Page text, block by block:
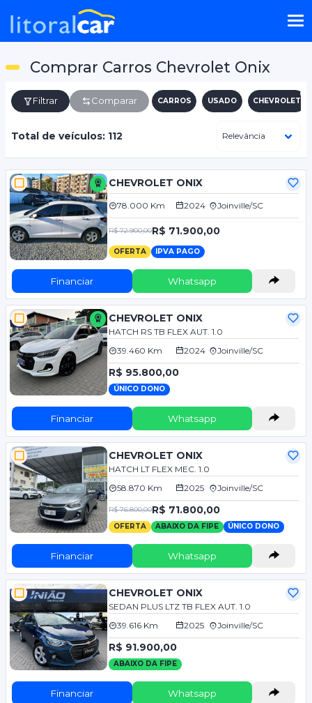
Comprar Carros Chevrolet Onix
Filtrar Comparar CARROS USADO CHEVROLET
Total de veículos: 112
CHEVROLET ONIX
78.000 Km 2024 Joinville/SC
R$ 72.900,00R$ 71.900,00
OFERTA IPVA PAGO
Financiar Whatsapp
CHEVROLET ONIX
HATCH RS TB FLEX AUT. 1.0
39.460 Km
2024 Joinville/SC
R$ 95.800,00
ÚNICO DONO
Financiar Whatsapp
CHEVROLET ONIX
HATCH LT FLEX MEC. 1.0
58.870 Km
2025 Joinville/SC
R$ 76.800,00R$ 71.800,00
OFERTA ABAIXO DA FIPE ÚNICO DONO
Financiar Whatsapp
CHEVROLET ONIX
SEDAN PLUS LTZ TB FLEX AUT. 1.0
39.616 Km
2025 Joinville/SC
R$ 91.900,00
ABAIXO DA FIPE
Financiar Whatsapp